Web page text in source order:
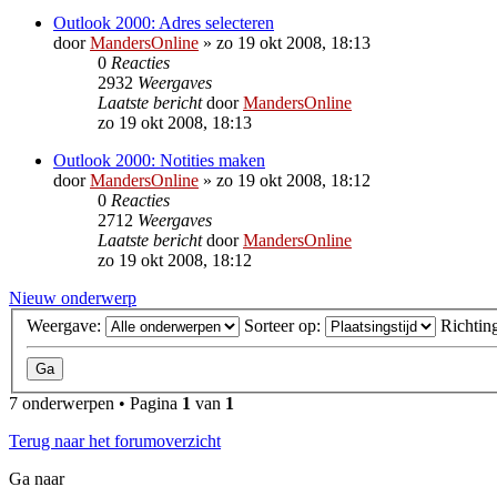
Outlook 2000: Adres selecteren
doorMandersOnline » zo 19 okt 2008, 18:13
0 Reacties
2932 Weergaves
Laatste berichtdoorMandersOnline
zo 19 okt 2008, 18:13
Outlook 2000: Notities maken
doorMandersOnline » zo 19 okt 2008, 18:12
0 Reacties
2712 Weergaves
Laatste berichtdoorMandersOnline
zo 19 okt 2008, 18:12
Nieuw onderwerp
Weergave:
Sorteer op:
7 onderwerpen • Pagina 1 van 1
Terug naar het forumoverzicht
Ga naar